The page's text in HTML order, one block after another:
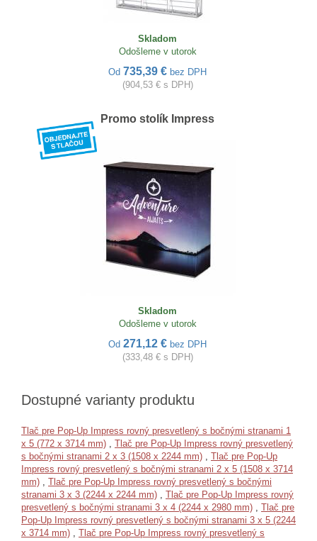
Skladom
Odošleme v utorok
Od 735,39 € bez DPH
(904,53 € s DPH)
Promo stolík Impress
Skladom
Odošleme v utorok
Od 271,12 € bez DPH
(333,48 € s DPH)
Dostupné varianty produktu
Tlač pre Pop-Up Impress rovný presvetlený s bočnými stranami 1
x 5 (772 x 3714 mm) , Tlač pre Pop-Up Impress rovný presvetlený
s bočnými stranami 2 x 3 (1508 x 2244 mm) , Tlač pre Pop-Up
Impress rovný presvetlený s bočnými stranami 2 x 5 (1508 x 3714
mm) , Tlač pre Pop-Up Impress rovný presvetlený s bočnými
stranami 3 x 3 (2244 x 2244 mm) , Tlač pre Pop-Up Impress rovný
presvetlený s bočnými stranami 3 x 4 (2244 x 2980 mm) , Tlač pre
Pop-Up Impress rovný presvetlený s bočnými stranami 3 x 5 (2244
x 3714 mm) , Tlač pre Pop-Up Impress rovný presvetlený s